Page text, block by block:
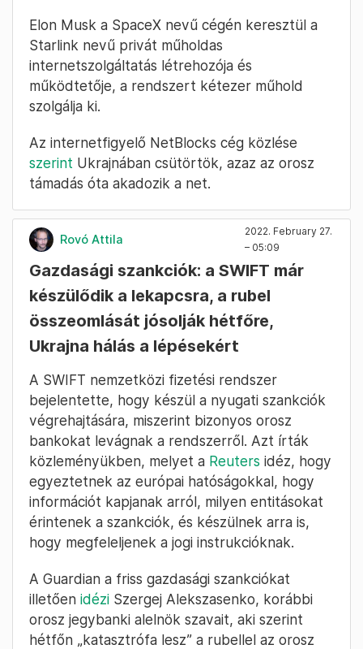
Elon Musk a SpaceX nevű cégén keresztül a
Starlink nevű privát műholdas
internetszolgáltatás létrehozója és
működtetője, a rendszert kétezer műhold
szolgálja ki.
Az internetfigyelő NetBlocks cég közlése
szerint Ukrajnában csütörtök, azaz az orosz
támadás óta akadozik a net.
Rovó Attila
2022. February 27.
– 05:09
Gazdasági szankciók: a SWIFT már
készülődik a lekapcsra, a rubel
összeomlását jósolják hétfőre,
Ukrajna hálás a lépésekért
A SWIFT nemzetközi fizetési rendszer
bejelentette, hogy készül a nyugati szankciók
végrehajtására, miszerint bizonyos orosz
bankokat levágnak a rendszerről. Azt írták
közleményükben, melyet a Reuters idéz, hogy
egyeztetnek az európai hatóságokkal, hogy
információt kapjanak arról, milyen entitásokat
érintenek a szankciók, és készülnek arra is,
hogy megfeleljenek a jogi instrukcióknak.
A Guardian a friss gazdasági szankciókat
illetően idézi Szergej Alekszasenko, korábbi
orosz jegybanki alelnök szavait, aki szerint
hétfőn „katasztrófa lesz” a rubellel az orosz